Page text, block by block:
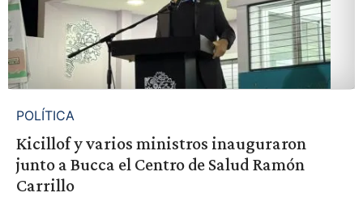
POLÍTICA
Kicillof y varios ministros inauguraron
junto a Bucca el Centro de Salud Ramón
Carrillo